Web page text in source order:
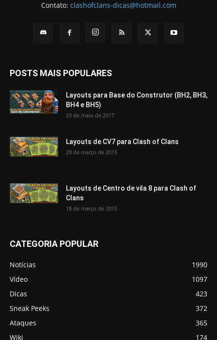
Contato: clashofclans-dicas@hotmail.com
POSTS MAIS POPULARES
Layouts para Base do Construtor (BH2, BH3,
BH4 e BH5)
23 de maio de 2017
Layouts de CV7 para Clash of Clans
29 de março de 2015
Layouts de Centro de vila 8 para Clash of
Clans
18 de março de 2015
CATEGORIA POPULAR
Notícias
1990
Vídeo
1097
Dicas
423
Sneak Peeks
372
Ataques
365
Wiki
174